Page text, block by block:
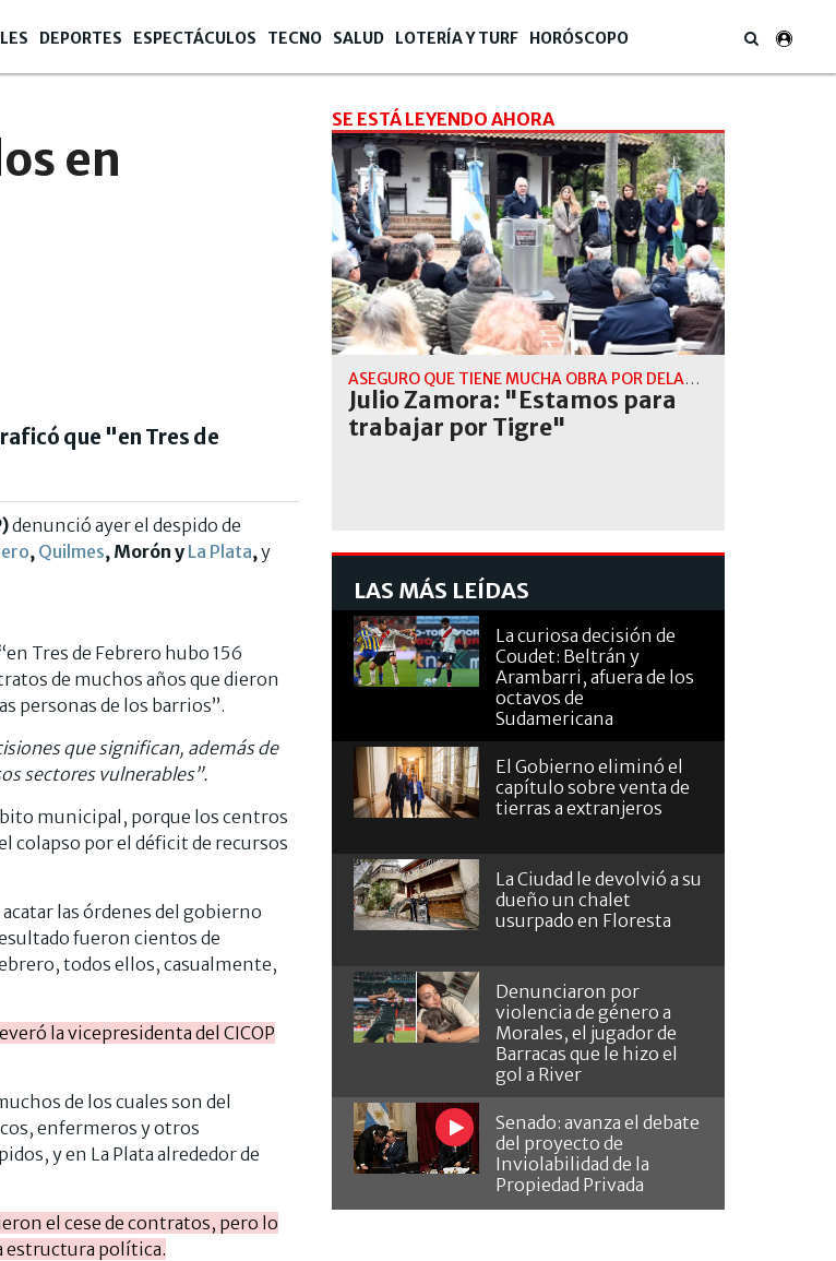
DEPORTES ESPECTÁCULOS TECNO SALUD LOTERÍA Y TURF HORÓSCOPO
en
que "en Tres de
denunció ayer el despido de
, Quilmes, Morón y La Plata, y
Tres de Febrero hubo 156
de muchos años que dieron
personas de los barrios”.
que significan, además de
sectores vulnerables”.
municipal, porque los centros
colapso por el déficit de recursos
las órdenes del gobierno
fueron cientos de
todos ellos, casualmente,
la vicepresidenta del CICOP
de los cuales son del
enfermeros y otros
y en La Plata alrededor de
el cese de contratos, pero lo
estructura política.
SE ESTÁ LEYENDO AHORA
ASEGURO QUE TIENE MUCHA OBRA POR DELANTE PARA EJECUTAR
Julio Zamora: "Estamos para
trabajar por Tigre"
LAS MÁS LEÍDAS
La curiosa decisión de
Coudet: Beltrán y
Arambarri, afuera de los
octavos de
Sudamericana
El Gobierno eliminó el
capítulo sobre venta de
tierras a extranjeros
La Ciudad le devolvió a su
dueño un chalet
usurpado en Floresta
Denunciaron por
violencia de género a
Morales, el jugador de
Barracas que le hizo el
gol a River
Senado: avanza el debate
del proyecto de
Inviolabilidad de la
Propiedad Privada